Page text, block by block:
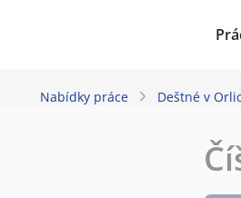
Nabídky práce Deštné v